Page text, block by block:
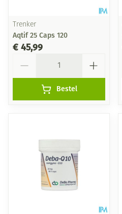
Trenker
Aqtif 25 Caps 120
€ 45,99
Bestel